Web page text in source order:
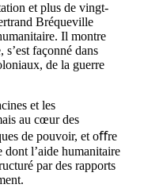
et plus de vingt-
Bréqueville
Il montre
façonné dans
de la guerre
et les
au cœur des
de pouvoir, et oﬀre
dont l’aide humanitaire
par des rapports